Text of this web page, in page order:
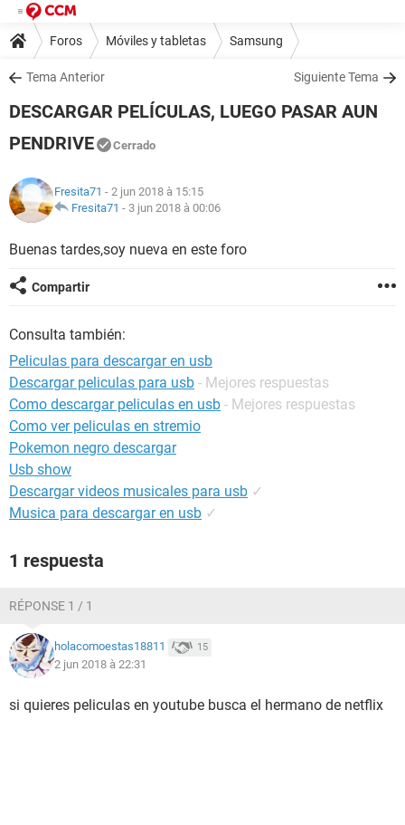
Foros Móviles y tabletas Samsung
Tema Anterior Siguiente Tema
DESCARGAR PELÍCULAS, LUEGO PASAR AUN
PENDRIVE
Cerrado
Fresita71 - 2 jun 2018 à 15:15
Fresita71 - 3 jun 2018 à 00:06
Buenas tardes,soy nueva en este foro
Compartir
Consulta también:
Peliculas para descargar en usb
Descargar peliculas para usb - Mejores respuestas
Como descargar peliculas en usb - Mejores respuestas
Como ver peliculas en stremio
Pokemon negro descargar
Usb show
Descargar videos musicales para usb ✓
Musica para descargar en usb ✓
1 respuesta
RÉPONSE 1 / 1
holacomoestas18811 15
2 jun 2018 à 22:31
si quieres peliculas en youtube busca el hermano de netflix